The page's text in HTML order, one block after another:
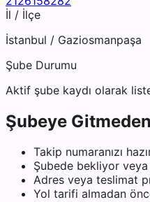
İl / İlçe
İstanbul / Gaziosmanpaşa
Şube Durumu
Aktif şube kaydı olarak
Şubeye
Takip numaranızı
Şubede bekliyor
Adres veya teslimat
Yol tarifi almadan